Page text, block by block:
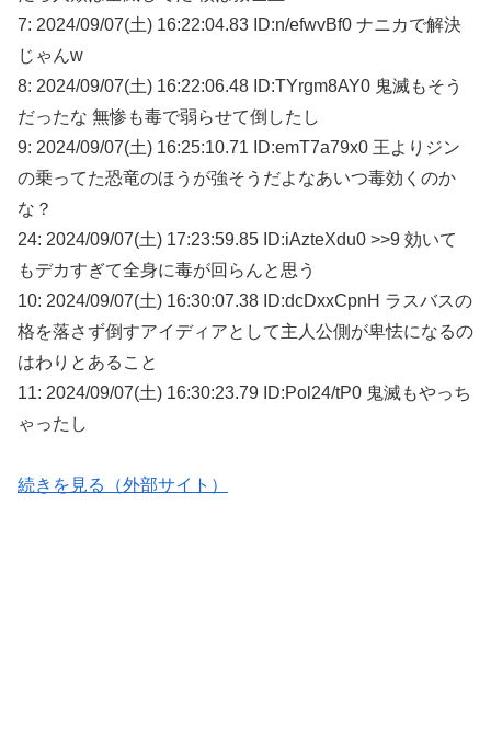
7: 2024/09/07(土) 16:22:04.83 ID:n/efwvBf0 ナニカで解決
じゃんw
8: 2024/09/07(土) 16:22:06.48 ID:TYrgm8AY0 鬼滅もそう
だったな 無惨も毒で弱らせて倒したし
9: 2024/09/07(土) 16:25:10.71 ID:emT7a79x0 王よりジン
の乗ってた恐竜のほうが強そうだよなあいつ毒効くのか
な？
24: 2024/09/07(土) 17:23:59.85 ID:iAzteXdu0 >>9 効いて
もデカすぎて全身に毒が回らんと思う
10: 2024/09/07(土) 16:30:07.38 ID:dcDxxCpnH ラスバスの
格を落さず倒すアイディアとして主人公側が卑怯になるの
はわりとあること
11: 2024/09/07(土) 16:30:23.79 ID:Pol24/tP0 鬼滅もやっち
ゃったし
続きを見る（外部サイト）